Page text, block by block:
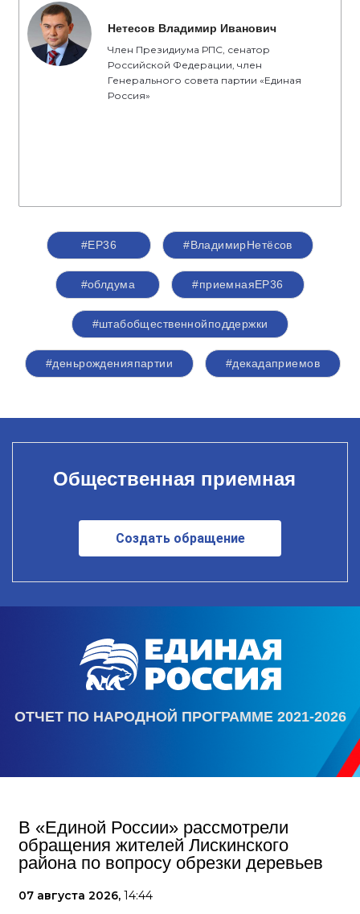
Нетесов Владимир Иванович
Член Президиума РПС, сенатор
Российской Федерации, член
Генерального совета партии «Единая
Россия»
#ЕР36 #ВладимирНетёсов
#облдума #приемнаяЕР36
#штабобщественнойподдержки
#деньрожденияпартии #декадаприемов
Общественная приемная
Создать обращение
ОТЧЕТ ПО НАРОДНОЙ ПРОГРАММЕ 2021-2026
В «Единой России» рассмотрели
обращения жителей Лискинского
района по вопросу обрезки деревьев
07 августа 2026, 14:44